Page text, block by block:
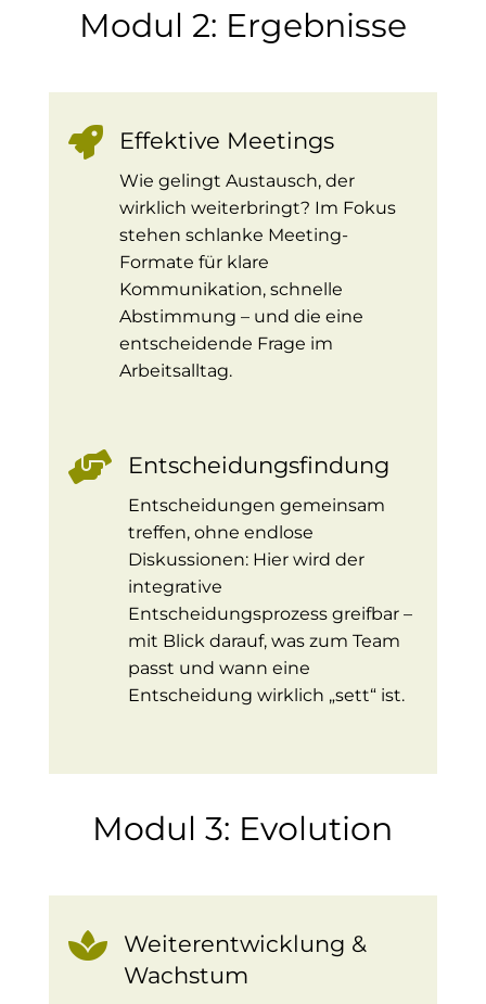
Modul 2: Ergebnisse
 Effektive Meetings
Wie gelingt Austausch, der
wirklich weiterbringt? Im Fokus
stehen schlanke Meeting-
Formate für klare
Kommunikation, schnelle
Abstimmung – und die eine
entscheidende Frage im
Arbeitsalltag.
 Entscheidungsfindung
Entscheidungen gemeinsam
treffen, ohne endlose
Diskussionen: Hier wird der
integrative
Entscheidungsprozess greifbar –
mit Blick darauf, was zum Team
passt und wann eine
Entscheidung wirklich „sett“ ist.
Modul 3: Evolution

Weiterentwicklung &
Wachstum